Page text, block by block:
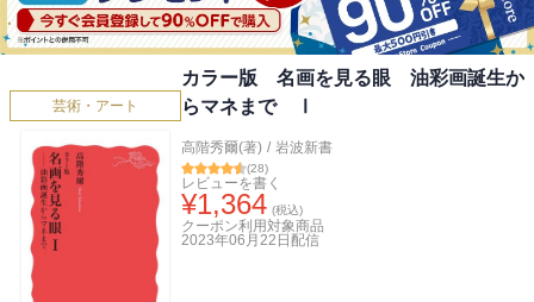
芸術・アート
カラー版 名画を見る眼 油彩画誕生か
らマネまで Ⅰ
高階秀爾(著) / 岩波新書
(28)
レビューを書く
¥1,364 (税込)
クーポン利用対象商品
2023年06月22日 配信